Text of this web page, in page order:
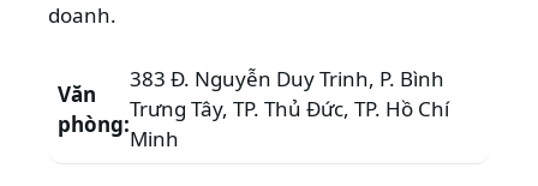
doanh.
Văn
phòng:
383 Đ. Nguyễn Duy Trinh, P. Bình
Trưng Tây, TP. Thủ Đức, TP. Hồ Chí
Minh